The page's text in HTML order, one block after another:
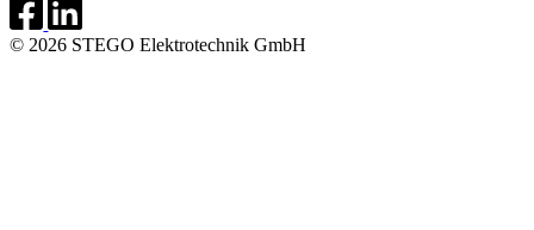
© 2026 STEGO Elektrotechnik GmbH